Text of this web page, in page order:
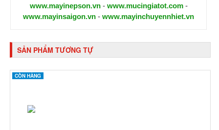
www.mayinepson.vn- www.mucingiatot.com-
www.mayinsaigon.vn - www.mayinchuyennhiet.vn
SẢN PHẨM TƯƠNG TỰ
CÒN HÀNG